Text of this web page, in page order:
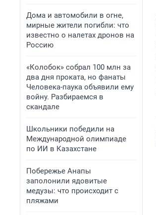
Дома и автомобили в огне,
мирные жители погибли: что
известно о налетах дронов на
Россию
«Колобок» собрал 100 млн за
два дня проката, но фанаты
Человека-паука объявили ему
войну. Разбираемся в
скандале
Школьники победили на
Международной олимпиаде
по ИИ в Казахстане
Побережье Анапы
заполонили ядовитые
медузы: что происходит с
пляжами